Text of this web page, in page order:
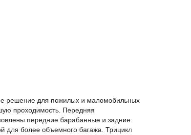
решение для пожилых и маломобильных
проходимость. Передняя
передние барабанные и задние
для более объемного багажа. Трицикл